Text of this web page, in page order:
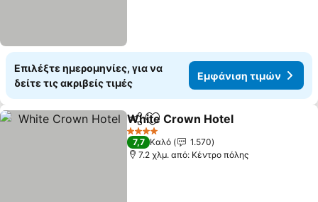
Επιλέξτε ημερομηνίες, για να
δείτε τις ακριβείς τιμές
Εμφάνιση τιμών
Κοινοποίηση
Προσθήκη στα αγαπημένα
White Crown Hotel
4 Αστέρια
7,7 Καλό
1.570
7.2 χλμ. από: Κέντρο πόλης